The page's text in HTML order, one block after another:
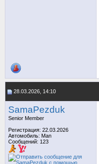
28.03.2026, 14:10
SamaPezduk
Senior Member
Регистрация: 22.03.2026
Автомобиль: Man
Сообщений: 123